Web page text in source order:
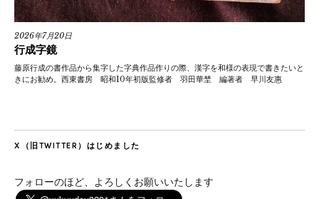
2026年7月20日
行成字鏡
藤原行成の書作品から集字した字典作品作りの際、漢字を和様の表現で書きたいと
きにお勧め。西東書房 昭和10年初版監修者 羽田華埜 編著者 早川友惠
X（旧TWITTER）はじめました
フォローのほど、よろしくお願いいたします